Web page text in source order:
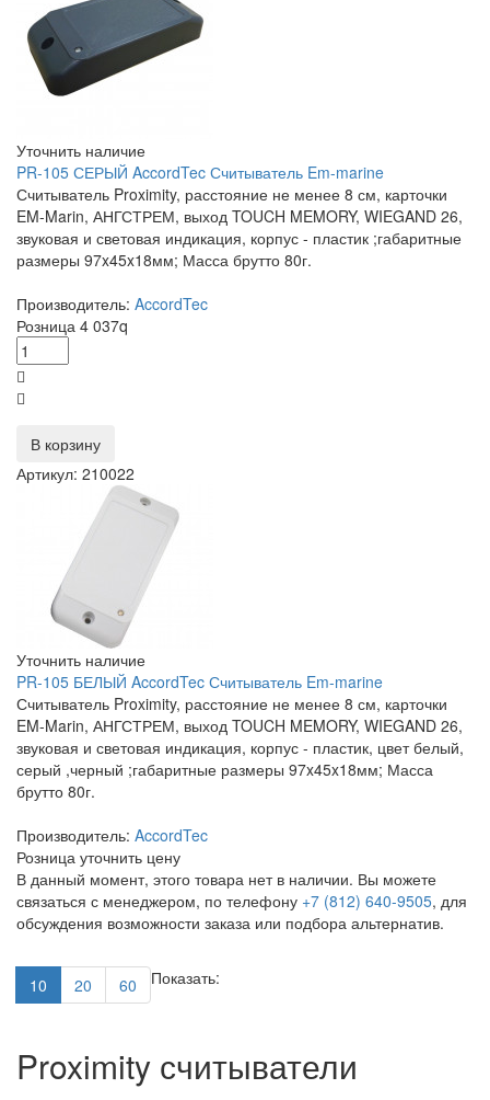
Уточнить наличие
PR-105 СЕРЫЙ AccordTec Считыватель Em-marine
Считыватель Proximity, расстояние не менее 8 см, карточки
EM-Marin, АНГСТРЕМ, выход TOUCH MEMORY, WIEGAND 26,
звуковая и световая индикация, корпус - пластик ;габаритные
размеры 97x45x18мм; Масса брутто 80г.
Производитель: AccordTec
Розница 4 037q
В корзину
Артикул: 210022
Уточнить наличие
PR-105 БЕЛЫЙ AccordTec Считыватель Em-marine
Считыватель Proximity, расстояние не менее 8 см, карточки
EM-Marin, АНГСТРЕМ, выход TOUCH MEMORY, WIEGAND 26,
звуковая и световая индикация, корпус - пластик, цвет белый,
серый ,черный ;габаритные размеры 97x45x18мм; Масса
брутто 80г.
Производитель: AccordTec
Розница уточнить цену
В данный момент, этого товара нет в наличии. Вы можете
связаться с менеджером, по телефону +7 (812) 640-9505, для
обсуждения возможности заказа или подбора альтернатив.
Показать:
10 20 60
Proximity считыватели